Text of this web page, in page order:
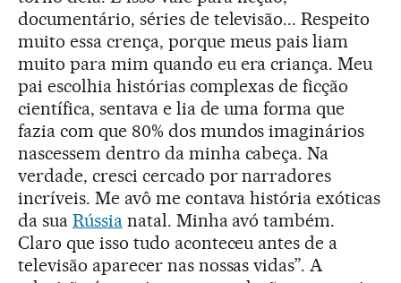
documentário, séries de televisão... Respeito
muito essa crença, porque meus pais liam
muito para mim quando eu era criança. Meu
pai escolhia histórias complexas de ficção
científica, sentava e lia de uma forma que
fazia com que 80% dos mundos imaginários
nascessem dentro da minha cabeça. Na
verdade, cresci cercado por narradores
incríveis. Me avô me contava história exóticas
da sua Rússianatal. Minha avó também.
Claro que isso tudo aconteceu antes de a
televisão aparecer nas nossas vidas”. A